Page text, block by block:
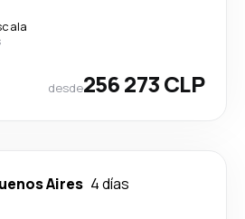
desde256 273 CLP
Aires 4 días